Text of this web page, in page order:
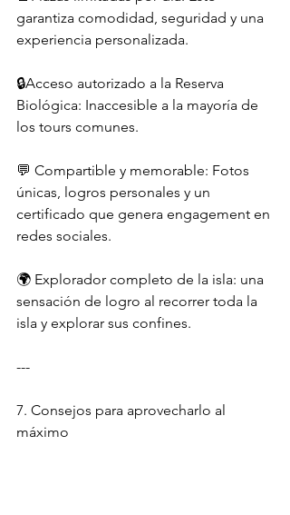
garantiza comodidad, seguridad y una
experiencia personalizada.
🔒Acceso autorizado a la Reserva
Biológica: Inaccesible a la mayoría de
los tours comunes.
💬 Compartible y memorable: Fotos
únicas, logros personales y un
certificado que genera engagement en
redes sociales.
🌍 Explorador completo de la isla: una
sensación de logro al recorrer toda la
isla y explorar sus confines.
---
7. Consejos para aprovecharlo al
máximo